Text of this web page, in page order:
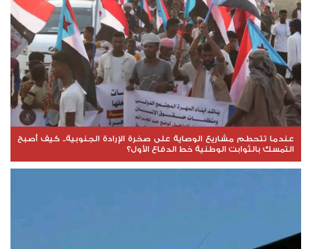
عندما تتحطم مشاريع الوصاية على صخرة الإرادة الجنوبية.. كيف أصبح
التمسك بالثوابت الوطنية خط الدفاع الأول؟